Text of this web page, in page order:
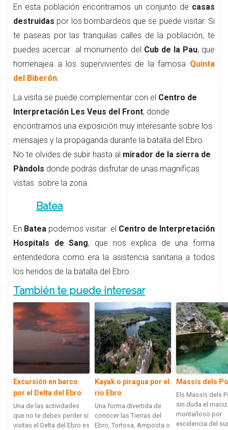
En esta población encontramos un conjunto de casas
destruidas por los bombardeos que se puede visitar. Si
te paseas por las tranquilas calles de la población, te
puedes acercar al monumento del Cub de la Pau, que
homenajea a los supervivientes de la famosa Quinta
del Biberón
La visita se puede complementar con el Centro de
Interpretación Les Veus del Front, donde
encontramos una exposición muy interesante sobre los
mensajes y la propaganda durante la batalla del Ebro.
No te olvides de subir hasta al mirador de la sierra de
Pàndols donde podrás disfrutar de unas magnificas
vistas sobre la zona.
Batea
En Batea podemos visitar el Centro de Interpretación
Hospitals de Sang, que nos explica de una forma
entendedora como era la asistencia sanitaria a todos
los heridos de la batalla del Ebro.
También te puede interesar
Excursión en barco
por el Delta del Ebro
Una de las actividades
que no te debes perder si
visitas el Delta del Ebro es
Kayak o piragua por el
río Ebro
Una forma divertida de
conocer las Tierras del
Ebro, Tortosa, Amposta o
Massís dels
Els Massís dels
sin duda el
montañoso por
excelencia del